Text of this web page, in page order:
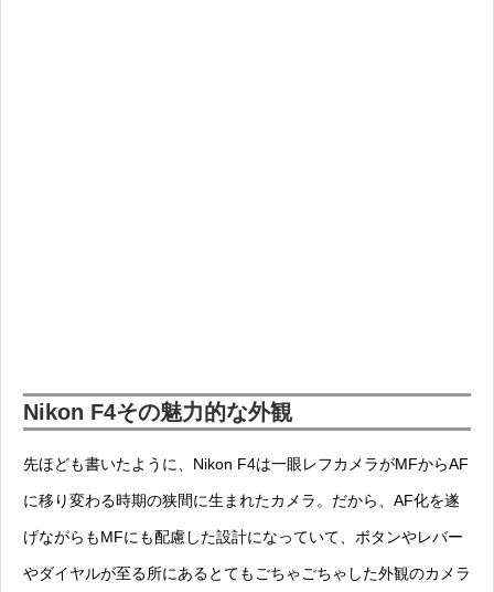
Nikon F4その魅力的な外観
先ほども書いたように、Nikon F4は一眼レフカメラがMFからAF
に移り変わる時期の狭間に生まれたカメラ。だから、 AF化を遂
げながらもMFにも配慮した設計になっていて、ボタンやレバー
やダイヤルが至る所にあるとてもごちゃごちゃした外観のカメラ